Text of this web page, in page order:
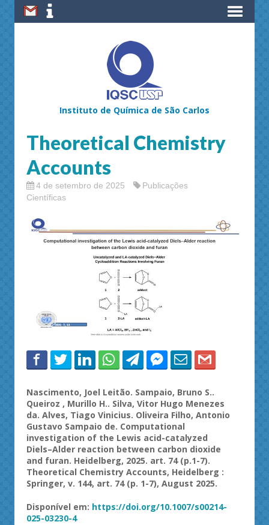
Instituto de Química de São Carlos
Theoretical Chemistry
Accounts
4 de setembro de 2025
Publicações
Científicas
Nascimento, Joel Leitão. Sampaio, Bruno S..
Queiroz , Murillo H.. Silva, Vitor Hugo Menezes
da. Alves, Tiago Vinicius. Oliveira Filho, Antonio
Gustavo Sampaio de. Computational
investigation of the Lewis acid-catalyzed
Diels–Alder reaction between carbon dioxide
and furan. Heidelberg, 2025. art. 74 (p.1-7).
Theoretical Chemistry Accounts, Heidelberg :
Springer, v. 144, art. 74 (p. 1-7), August 2025.
Disponível em: https://doi.org/10.1007/s00214-
025-03230-4